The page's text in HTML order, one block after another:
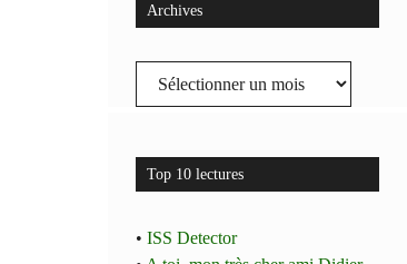
Archives
Archives
Top 10 lectures
•ISS Detector